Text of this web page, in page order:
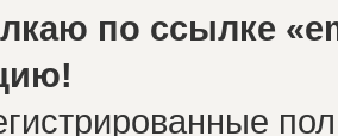
по ссылке